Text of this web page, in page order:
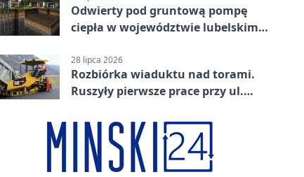
Odwierty pod gruntową pompę
ciepła w województwie lubelskim -
28 lipca 2026
Rozbiórka wiaduktu nad torami.
Ruszyły pierwsze prace przy ul.